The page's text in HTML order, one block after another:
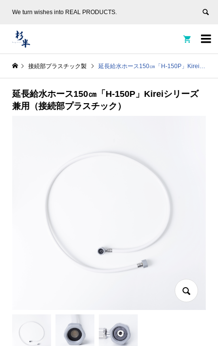
We turn wishes into REAL PRODUCTS.


接続部プラスチック製 延長給水ホース150㎝「H-150P」Kireiシリーズ兼用（接続部プラスチック）
延長給水ホース150㎝「H-150P」Kireiシリーズ
兼用（接続部プラスチック）